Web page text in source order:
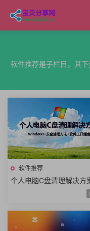
软件推荐是子栏目，其
软件推荐
个人电脑C盘清理解决方
盘全面瘦身C盘爆红安全
法C盘空间不足清理步骤
具